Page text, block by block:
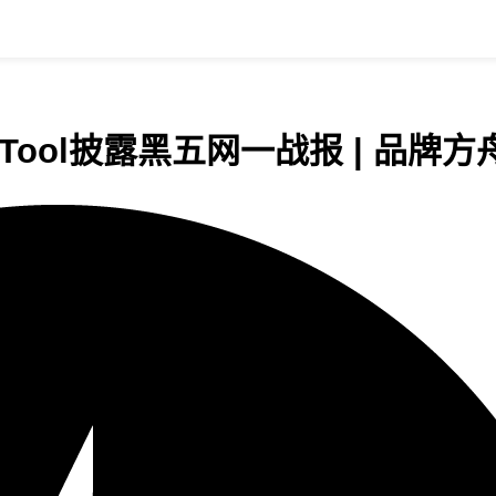
披露黑五网一战报 | 品牌方